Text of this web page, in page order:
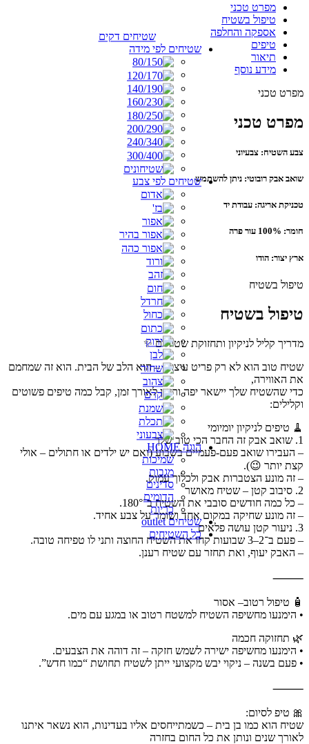
שטיחים דקים
שטיחים לפי מידה
שטיחים לפי צבע
הוגה HOME
שמיכות
מגבות
סדינים
הדומים
כריות
שטיחים outlet
כל השטיחים
מפרט טכני
טיפול בשטיח
אספקה והחלפה
טיפים
תיאור
מידע נוסף
מפרט טכני
מפרט טכני
צבע השטיח: צבעיוני
שואב אבק רובוטי: ניתן להשתמש
טכניקת אריגה: עבודת יד
חומר: 100% עור פרה
ארץ יצור: הודו
טיפול בשטיח
טיפול בשטיח
מדריך קליל לניקיון ותחזוקת שטיחים ✨
שטיח טוב הוא לא רק פריט עיצובי – הוא הלב של הבית. הוא זה שמחמם
את האווירה,
כדי שהשטיח שלך יישאר יפה ורענן לאורך זמן, קבל כמה טיפים פשוטים
וקלילים:
🧹 טיפים לניקיון יומיומי
1. שואב אבק זה החבר הכי טוב שלך
– העבירו שואב פעם-פעמיים בשבוע (ואם יש ילדים או חתולים – אולי
קצת יותר 😉).
– זה מונע הצטברות אבק ולכלוך עמוק.
2. סיבוב קטן – שטיח מאושר
– כל כמה חודשים סובבי את השטיח ב־180°.
– זה מונע שחיקה במקום אחד ושומר על צבע אחיד.
3. ניעור קטן עושה פלאים
– פעם ב־2–3 שבועות קחו את השטיח החוצה ותני לו טפיחה טובה.
– האבק יעוף, ואת תחזר עם שטיח רענן.
⸻
🧴 טיפול רטוב– אסור
• הימנעו מחשיפה השטיח למשטח רטוב או במגע עם מים.
🌿 תחזוקה חכמה
• הימנעו מחשיפה ישירה לשמש חזקה – זה דוהה את הצבעים.
• פעם בשנה – ניקוי יבש מקצועי ייתן לשטיח תחושת “כמו חדש”.
⸻
🎀 טיפ לסיום:
שטיח הוא כמו בן בית – כשמתייחסים אליו בעדינות, הוא נשאר איתנו
לאורך שנים ונותן את כל החום בחזרה